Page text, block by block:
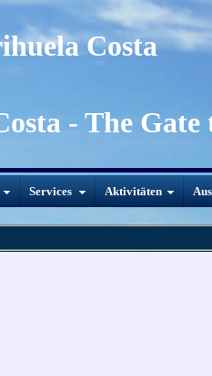
Costa
- The
Services Aktivitäten